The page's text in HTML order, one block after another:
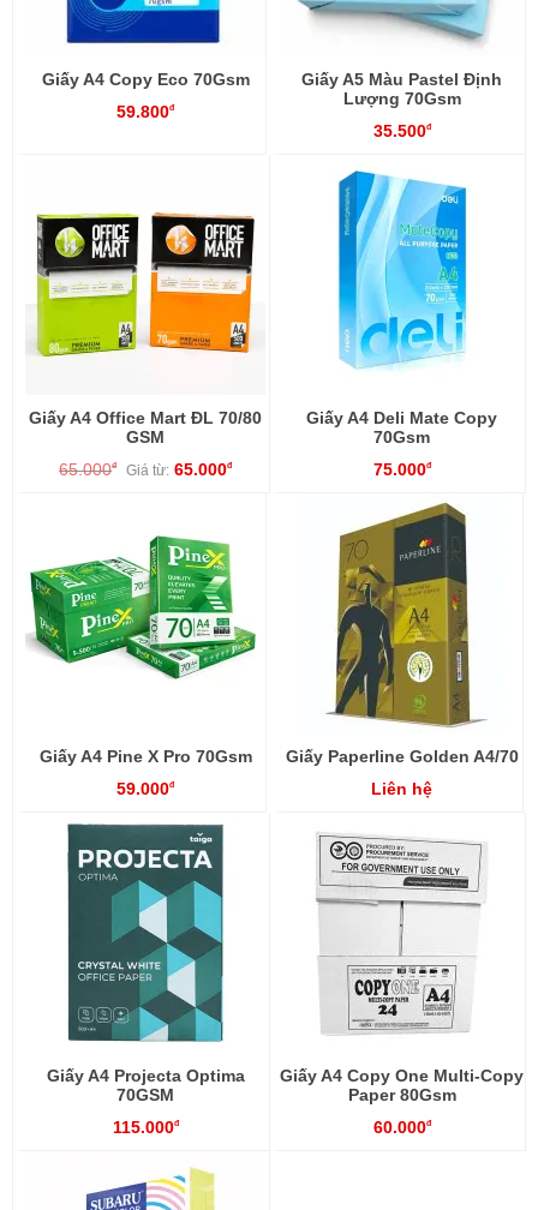
Giấy A4 Copy Eco 70Gsm
59.800đ
Giấy A5 Màu Pastel Định
Lượng 70Gsm
35.500đ
Giấy A4 Office Mart ĐL 70/80
GSM
65.000đ Giá từ: 65.000đ
Giấy A4 Deli Mate Copy
70Gsm
75.000đ
Giấy A4 Pine X Pro 70Gsm
59.000đ
Giấy Paperline Golden A4/70
Liên hệ
Giấy A4 Projecta Optima
70GSM
115.000đ
Giấy A4 Copy One Multi-Copy
Paper 80Gsm
60.000đ